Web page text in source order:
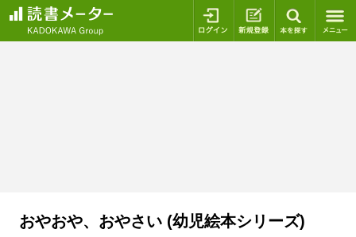
ログイン 新規登録
おやおや、おやさい (幼児絵本シリーズ)